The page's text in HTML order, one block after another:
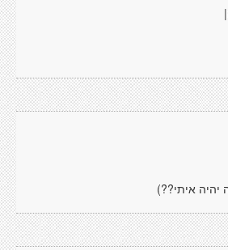
איתי??)